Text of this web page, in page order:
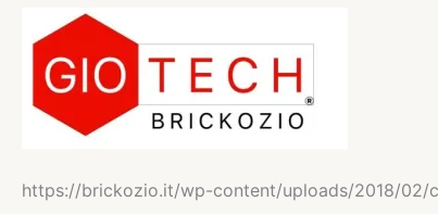
https://brickozio.it/wp-content/uploads/2018/02/